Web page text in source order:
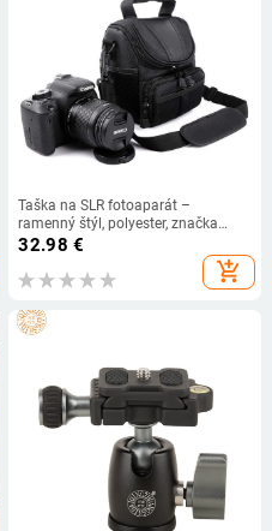
Taška na SLR fotoaparát –
ramenný štýl, polyester, značka
Jieshi Shield, odolná opotrebeniu a
zemetraseniu, znižuje zaťaženie,
vhodná pre primárny SLR
32.98 €
add_shopping_cart